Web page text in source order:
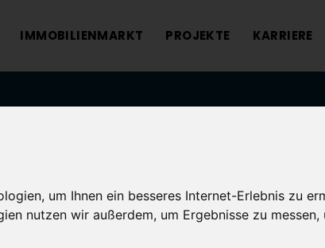
um Ihnen ein besseres Internet-Erlebnis zu
nutzen wir außerdem, um Ergebnisse zu
IMMOBILIENMARKT PROJEKTE KARRIERE